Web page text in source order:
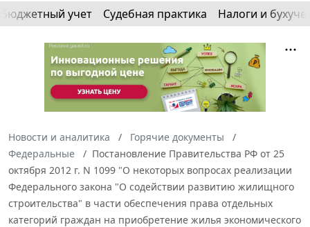
Бюджетный учет Судебная практика Налоги и
Новости и аналитика
Горячие документы
Федеральные
Постановление Правительства РФ от 25
октября 2012 г. N 1099 "О некоторых вопросах реализации
Федерального закона "О содействии развитию жилищного
строительства" в части обеспечения права отдельных
категорий граждан на приобретение жилья экономического